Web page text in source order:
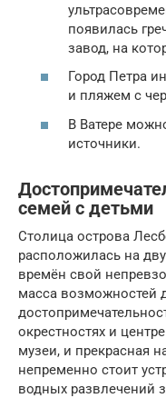
появилась
завод, на
Город Петра
и пляжем с
В Ватере
источники.
семей с детьми
Столица острова
расположилась на
времён свой
масса возможностей
окрестностях и
музеи, и прекрасная
непременно стоит
водных развлечений